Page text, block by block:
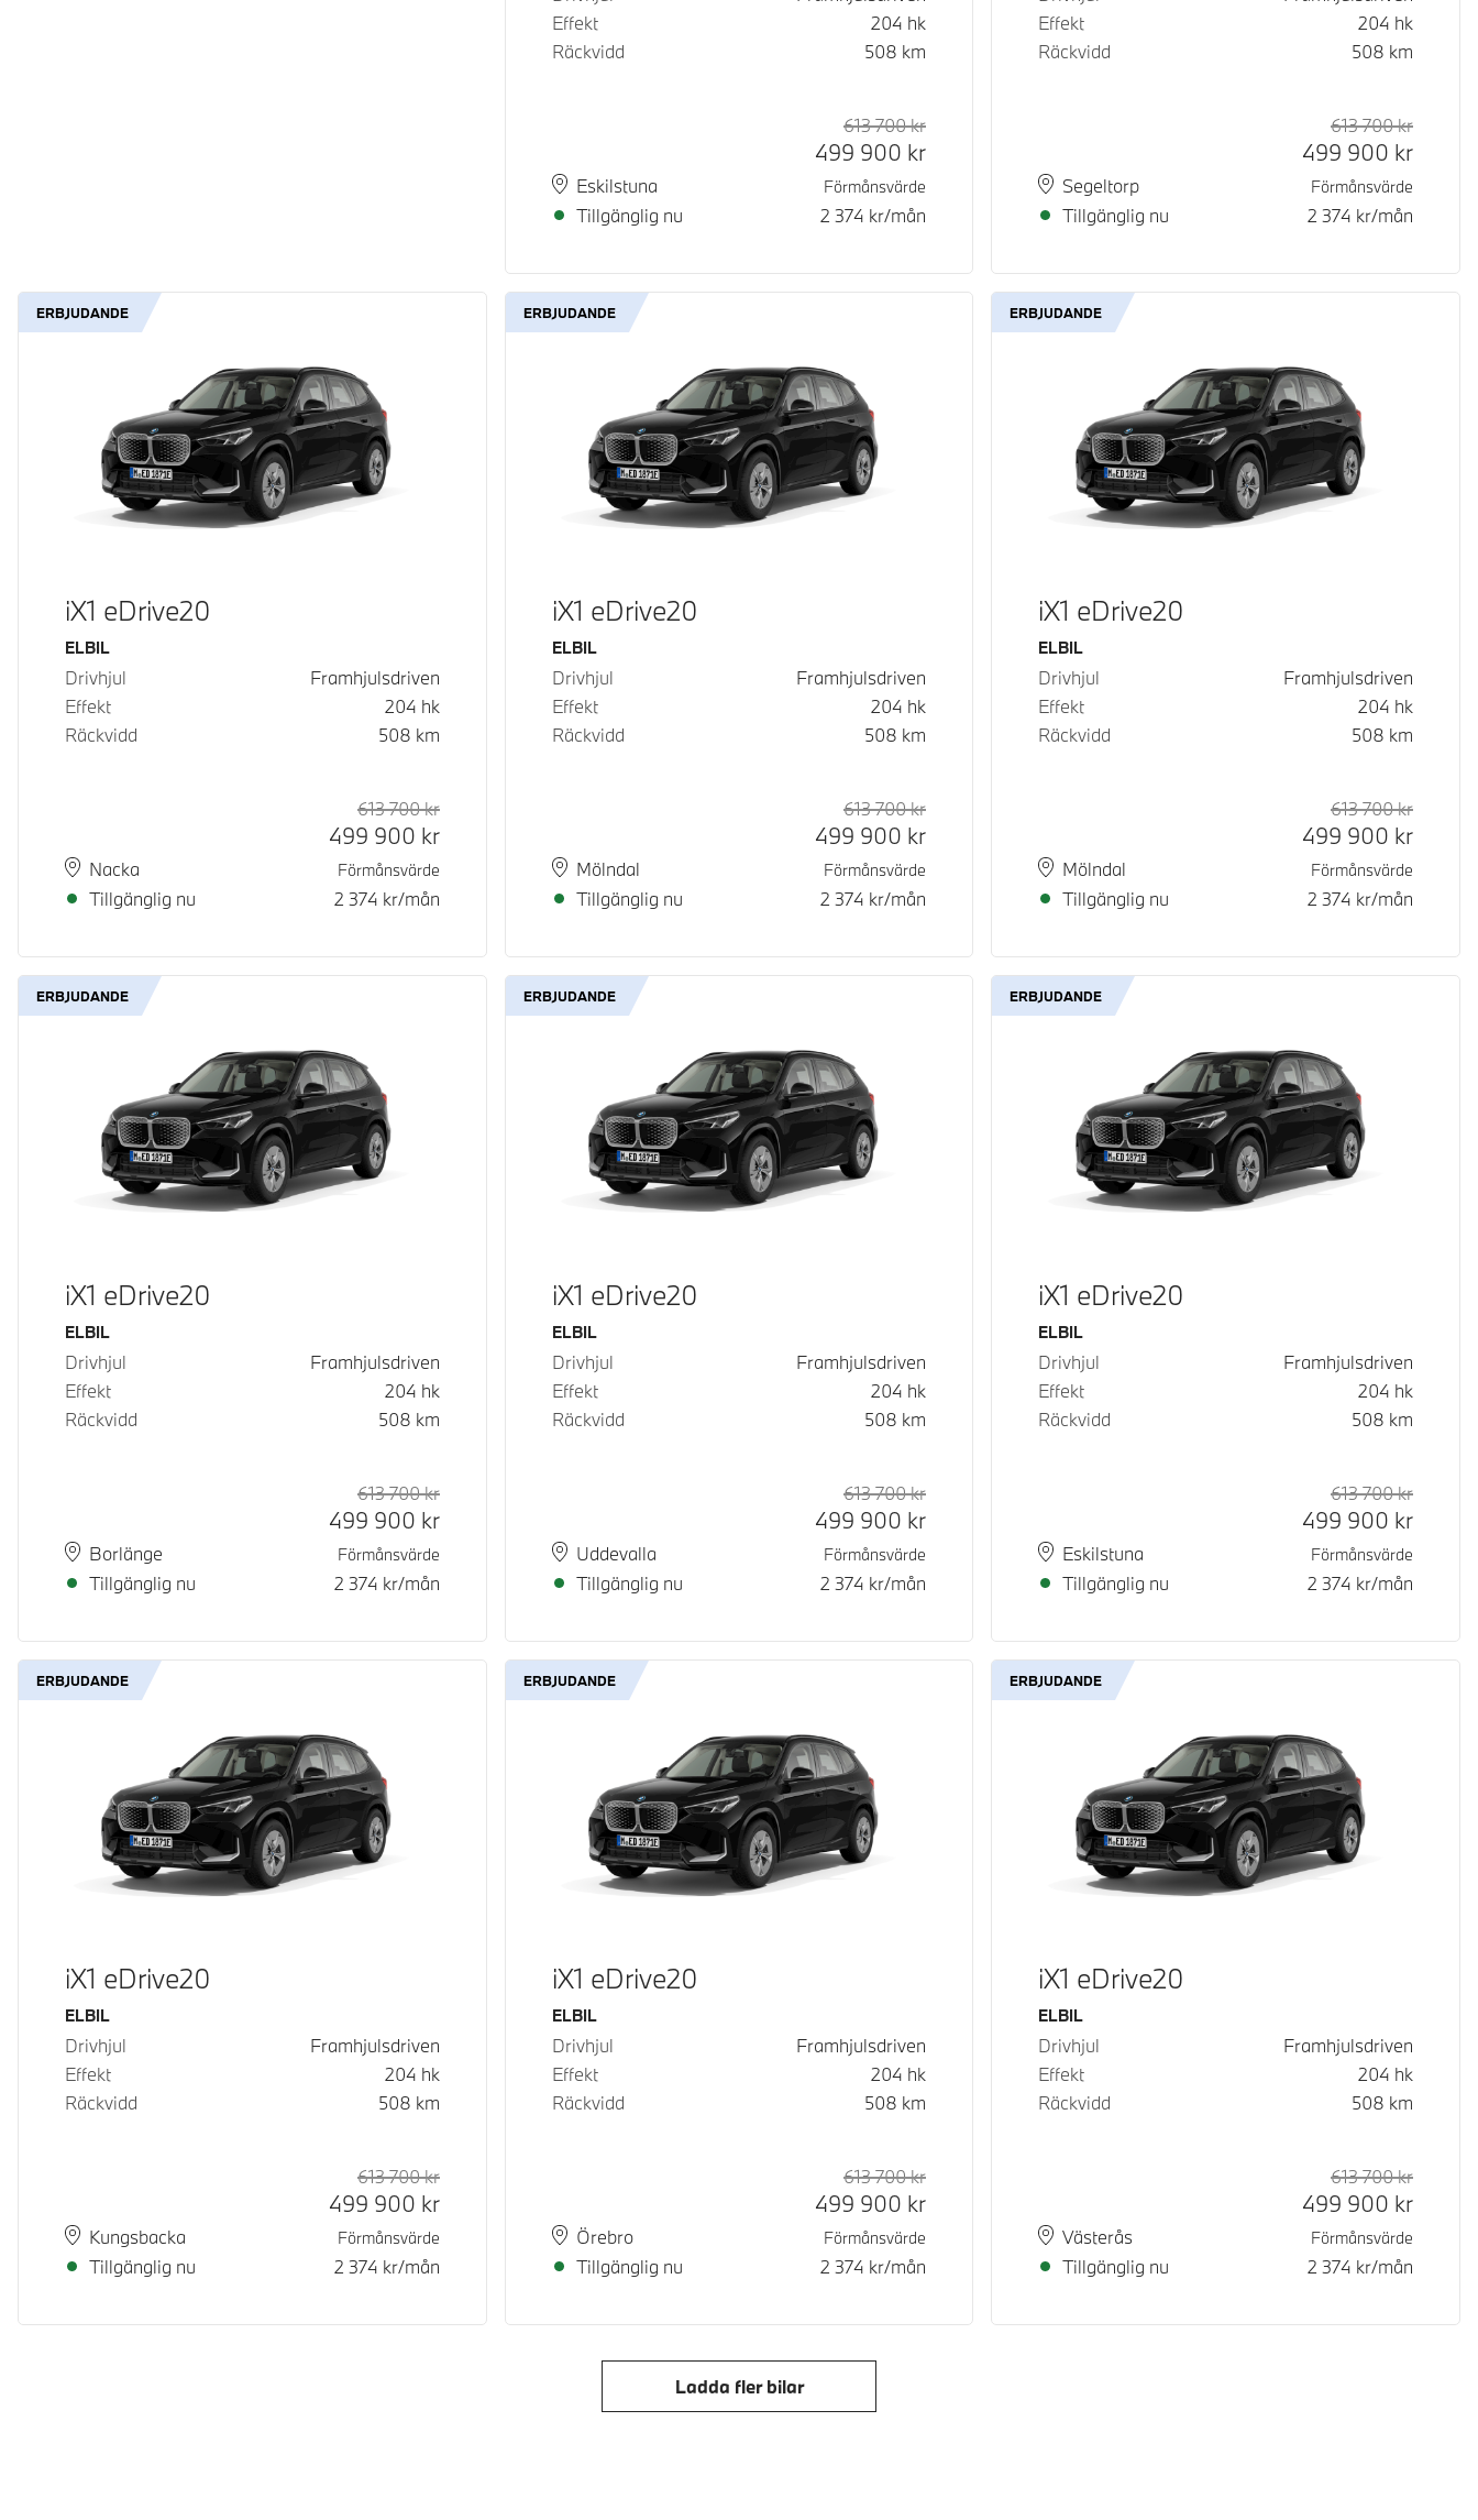
Effekt
204 hk
Räckvidd
508 km
PlatsEskilstuna
Leveranstid
Tillgänglig nu
Rek. ord pris
613 700krKontantpris
499 900 kr
Förmånsvärde
2 374 kr/mån
Effekt
204 hk
Räckvidd
508 km
PlatsSegeltorp
Leveranstid
Tillgänglig nu
Rek.
613 700kr
499 900 kr
Förmånsvärde
2 374 kr/mån
ERBJUDANDE
iX1 eDrive20
Bränsle
ELBIL
Drivhjul
Framhjulsdriven
Effekt
204 hk
Räckvidd
508 km
PlatsNacka
Leveranstid
Tillgänglig nu
Rek. ord pris
613 700krKontantpris
499 900 kr
Förmånsvärde
2 374 kr/mån
ERBJUDANDE
iX1 eDrive20
Bränsle
ELBIL
Drivhjul
Framhjulsdriven
Effekt
204 hk
Räckvidd
508 km
PlatsMölndal
Leveranstid
Tillgänglig nu
Rek. ord pris
613 700krKontantpris
499 900 kr
Förmånsvärde
2 374 kr/mån
ERBJUDANDE
iX1 eDrive20
Bränsle
ELBIL
Drivhjul
Framhjulsdriven
Effekt
204 hk
Räckvidd
508 km
PlatsMölndal
Leveranstid
Tillgänglig nu
Rek.
613 700kr
499 900 kr
Förmånsvärde
2 374 kr/mån
ERBJUDANDE
iX1 eDrive20
Bränsle
ELBIL
Drivhjul
Framhjulsdriven
Effekt
204 hk
Räckvidd
508 km
PlatsBorlänge
Leveranstid
Tillgänglig nu
Rek. ord pris
613 700krKontantpris
499 900 kr
Förmånsvärde
2 374 kr/mån
ERBJUDANDE
iX1 eDrive20
Bränsle
ELBIL
Drivhjul
Framhjulsdriven
Effekt
204 hk
Räckvidd
508 km
PlatsUddevalla
Leveranstid
Tillgänglig nu
Rek. ord pris
613 700krKontantpris
499 900 kr
Förmånsvärde
2 374 kr/mån
ERBJUDANDE
iX1 eDrive20
Bränsle
ELBIL
Drivhjul
Framhjulsdriven
Effekt
204 hk
Räckvidd
508 km
PlatsEskilstuna
Leveranstid
Tillgänglig nu
Rek.
613 700kr
499 900 kr
Förmånsvärde
2 374 kr/mån
ERBJUDANDE
iX1 eDrive20
Bränsle
ELBIL
Drivhjul
Framhjulsdriven
Effekt
204 hk
Räckvidd
508 km
PlatsKungsbacka
Leveranstid
Tillgänglig nu
Rek. ord pris
613 700krKontantpris
499 900 kr
Förmånsvärde
2 374 kr/mån
ERBJUDANDE
iX1 eDrive20
Bränsle
ELBIL
Drivhjul
Framhjulsdriven
Effekt
204 hk
Räckvidd
508 km
PlatsÖrebro
Leveranstid
Tillgänglig nu
Rek. ord pris
613 700krKontantpris
499 900 kr
Förmånsvärde
2 374 kr/mån
ERBJUDANDE
iX1 eDrive20
Bränsle
ELBIL
Drivhjul
Framhjulsdriven
Effekt
204 hk
Räckvidd
508 km
PlatsVästerås
Leveranstid
Tillgänglig nu
Rek.
613 700kr
499 900 kr
Förmånsvärde
2 374 kr/mån
Ladda fler bilar